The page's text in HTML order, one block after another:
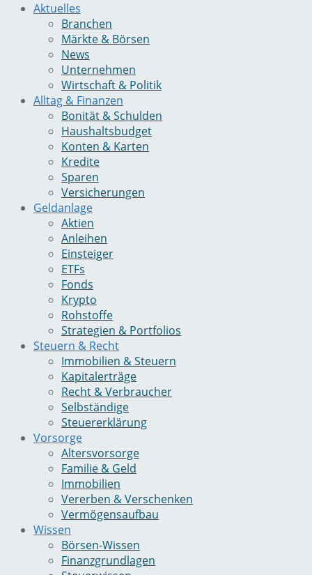
Aktuelles
Branchen
Märkte & Börsen
News
Unternehmen
Wirtschaft & Politik
Alltag & Finanzen
Bonität & Schulden
Haushaltsbudget
Konten & Karten
Kredite
Sparen
Versicherungen
Geldanlage
Aktien
Anleihen
Einsteiger
ETFs
Fonds
Krypto
Rohstoffe
Strategien & Portfolios
Steuern & Recht
Immobilien & Steuern
Kapitalerträge
Recht & Verbraucher
Selbständige
Steuererklärung
Vorsorge
Altersvorsorge
Familie & Geld
Immobilien
Vererben & Verschenken
Vermögensaufbau
Wissen
Börsen-Wissen
Finanzgrundlagen